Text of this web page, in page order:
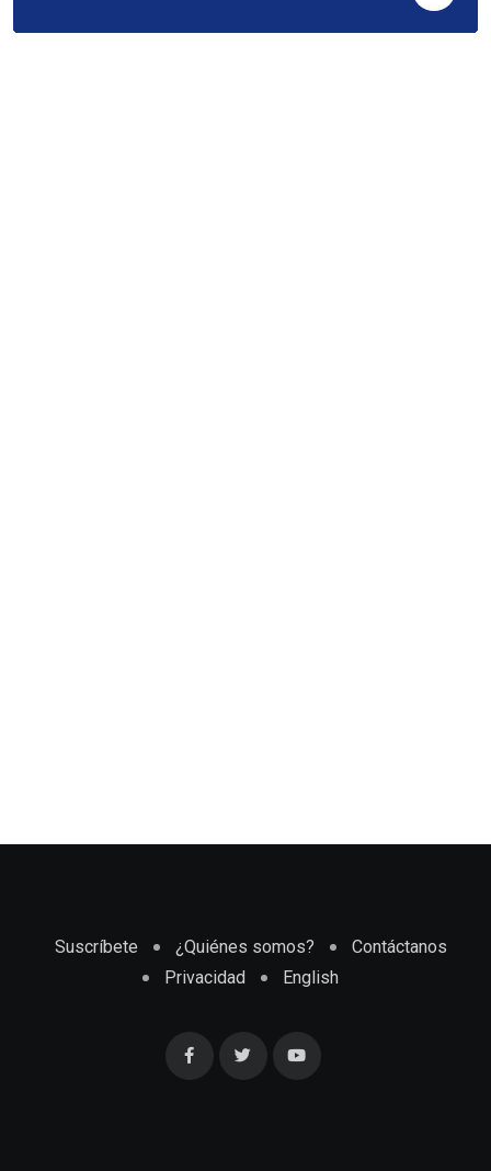
Suscríbete ¿Quiénes somos?
Contáctanos
Privacidad
English